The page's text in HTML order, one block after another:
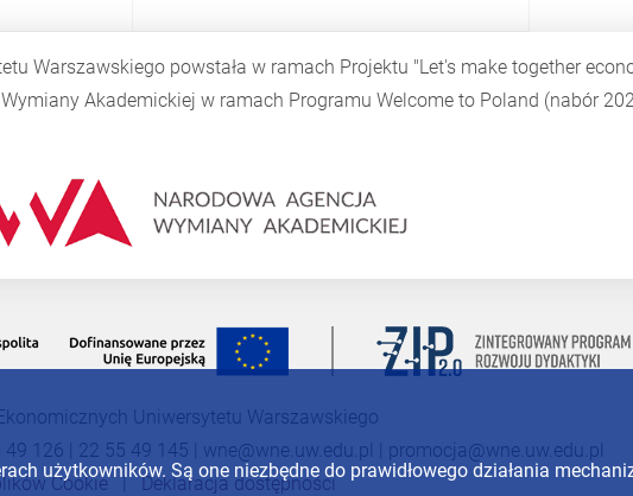
Warszawskiego powstała w ramach Projektu "Let's make together
Akademickiej w ramach Programu Welcome to Poland (nabór
Uniwersytetu Warszawskiego
126 | 22 55 49 145 | wne@wne.uw.edu.pl
promocja@wne.uw.edu.pl
Cookie|Deklaracja dostępności
użytkowników. Są one niezbędne do prawidłowego działania